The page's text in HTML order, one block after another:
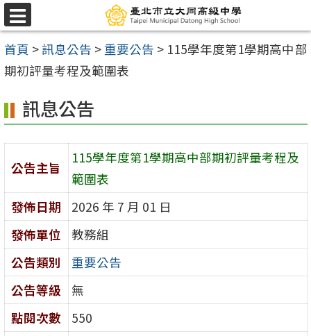
跳
至
主
要
容
區
選
單
首頁 >訊息公告 > 重要公告 > 115學年度第1學期高中部
期初評量考程及範圍表
訊息公告
公告主旨
115學年度第1學期高中部期初評量考程及
範圍表
發佈日期
2026 年 7 月 01 日
發佈單位
教務組
公告類別
重要公告
公告等級
無
點閱次數
550